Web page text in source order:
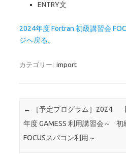
ENTRY文
2024年度 Fortran 初級講習会
ジへ戻る。
カテゴリー: import
投稿ナビゲーション
←
［予定プログラム］2024
年度 GAMESS 利用講習会～
FOCUSスパコン利用～
初